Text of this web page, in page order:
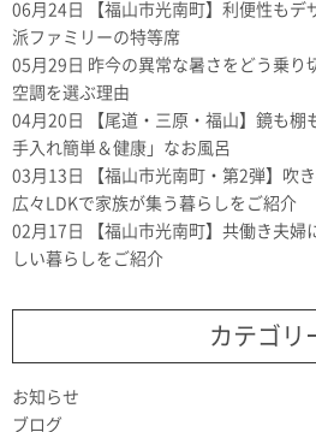
06月24日
【福山市光南町】利便性も
派ファミリーの特等席
05月29日 昨今の異常な暑さをどう乗り
空調を選ぶ理由
04月20日
【尾道・三原・福山】鏡も
手入れ簡単＆健康」なお風呂
03月13日
【福山市光南町・第2弾】吹
広々LDKで家族が集う暮らしをご紹介
02月17日
【福山市光南町】共働き夫
しい暮らしをご紹介
カテゴリ
お知らせ
ブログ